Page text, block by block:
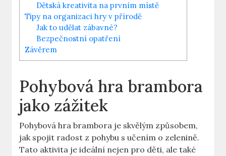
Dětská kreativita na prvním místě
Tipy na organizaci hry v přírodě
Jak to udělat zábavné?
Bezpečnostní opatření
Závěrem
Pohybová hra brambora
jako zážitek
Pohybová hra brambora je skvělým způsobem,
jak spojit radost z pohybu s učením o zelenině.
Tato aktivita je ideální nejen pro děti, ale také